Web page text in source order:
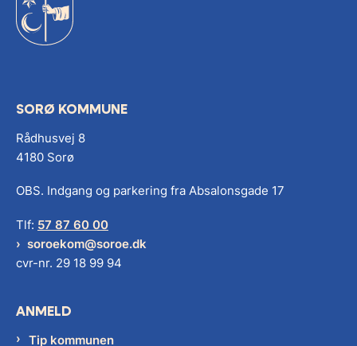
SORØ KOMMUNE
Rådhusvej 8
4180 Sorø
OBS. Indgang og parkering fra Absalonsgade 17
Tlf: 57 87 60 00
soroekom@soroe.dk
cvr-nr. 29 18 99 94
ANMELD
Tip kommunen